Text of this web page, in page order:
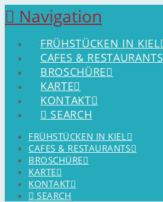
Navigation
FRÜHSTÜCKEN IN KIEL
CAFES & RESTAURANTS
BROSCHÜRE
KARTE
KONTAKT
SEARCH
FRÜHSTÜCKEN IN KIEL
CAFES & RESTAURANTS
BROSCHÜRE
KARTE
KONTAKT
SEARCH